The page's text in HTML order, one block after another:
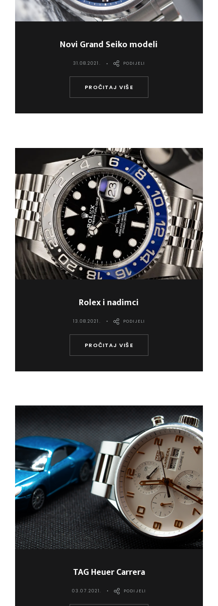
Novi Grand Seiko modeli
31.08.2021.
PROČITAJ VIŠE
PODIJELI
Rolex i nadimci
13.08.2021.
PROČITAJ VIŠE
PODIJELI
TAG Heuer Carrera
03.07.2021. PODIJELI